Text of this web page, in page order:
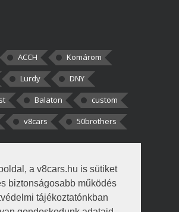
a v8cars.hu is sütiket
biztonságosabb működés
tájékoztatónkban
ACCH
Komárom
Lurdy
DNY
Balaton
custom
v8cars 50brothers
Elszúrtam! Én csak két
Nem tudtam, hogy fél autót,